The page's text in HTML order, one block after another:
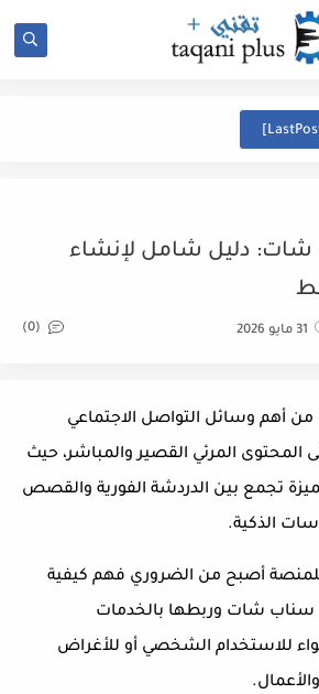
دليل شامل لإنشاء
31 مايو 2026 (0)
أهم وسائل التواصل الاجتماعي
المحتوى المرئي القصير والمباشر، حيث
تجمع بين الدردشة الفورية والقصص
الذكية.
للمنصة أصبح من الضروري فهم كيفية
سناب شات وربطها بالخدمات
للاستخدام الشخصي أو للأغراض